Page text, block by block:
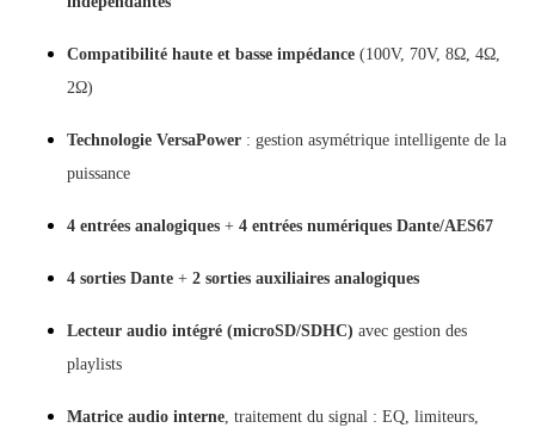
Compatibilité haute et basse impédance (100V, 70V, 8Ω, 4Ω,
2Ω)
Technologie VersaPower : gestion asymétrique intelligente de la
puissance
4 entrées analogiques + 4 entrées numériques Dante/AES67
4 sorties Dante + 2 sorties auxiliaires analogiques
Lecteur audio intégré (microSD/SDHC) avec gestion des
playlists
Matrice audio interne , traitement du signal : EQ, limiteurs,